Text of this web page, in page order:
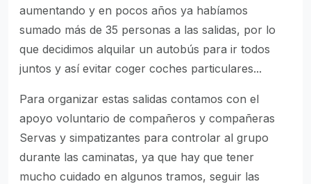
aumentando y en pocos años ya habíamos
sumado más de 35 personas a las salidas, por lo
que decidimos alquilar un autobús para ir todos
juntos y así evitar coger coches particulares...
Para organizar estas salidas contamos con el
apoyo voluntario de compañeros y compañeras
Servas y simpatizantes para controlar al grupo
durante las caminatas, ya que hay que tener
mucho cuidado en algunos tramos, seguir las